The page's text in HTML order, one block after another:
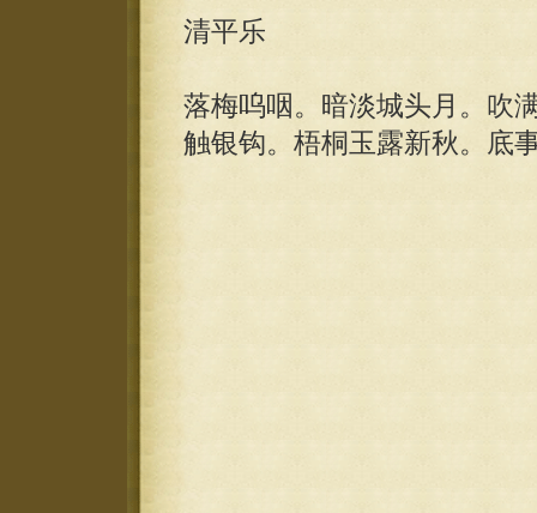
清平乐
落梅呜咽。暗淡城头月。吹
触银钩。梧桐玉露新秋。底